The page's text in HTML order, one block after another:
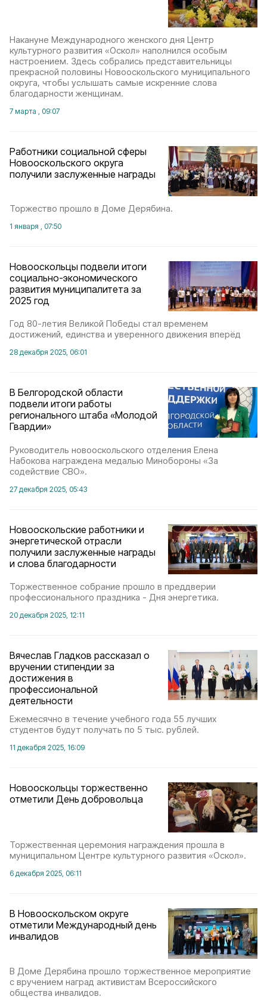
Накануне Международного женского дня Центр
культурного развития «Оскол» наполнился особым
настроением. Здесь собрались представительницы
прекрасной половины Новооскольского муниципального
округа, чтобы услышать самые искренние слова
благодарности женщинам.
7 марта , 09:07
Работники социальной сферы
Новооскольского округа
получили заслуженные награды
Торжество прошло в Доме Дерябина.
1 января , 07:50
Новооскольцы подвели итоги
социально-экономического
развития муниципалитета за
2025 год
Год 80-летия Великой Победы стал временем
достижений, единства и уверенного движения вперёд
28 декабря 2025, 06:01
В Белгородской области
подвели итоги работы
регионального штаба «Молодой
Гвардии»
Руководитель новооскольского отделения Елена
Набокова награждена медалью Минобороны «За
содействие СВО».
27 декабря 2025, 05:43
Новооскольские работники и
энергетической отрасли
получили заслуженные награды
и слова благодарности
Торжественное собрание прошло в преддверии
профессионального праздника - Дня энергетика.
20 декабря 2025, 12:11
Вячеслав Гладков рассказал о
вручении стипендии за
достижения в
профессиональной
деятельности
Ежемесячно в течение учебного года 55 лучших
студентов будут получать по 5 тыс. рублей.
11 декабря 2025, 16:09
Новооскольцы торжественно
отметили День добровольца
Торжественная церемония награждения прошла в
муниципальном Центре культурного развития «Оскол».
6 декабря 2025, 06:11
В Новооскольском округе
отметили Международный день
инвалидов
В Доме Дерябина прошло торжественное мероприятие
с вручением наград активистам Всероссийского
общества инвалидов.